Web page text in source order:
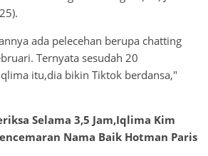
ada pelecehan berupa chatting
Ternyata sesudah 20
itu,dia bikin Tiktok berdansa,"
Selama 3,5 Jam,Iqlima Kim
Nama Baik Hotman Paris